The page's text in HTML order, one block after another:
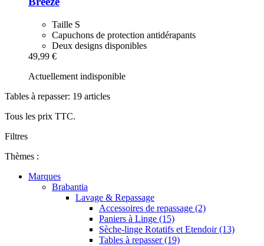
Taille S
Capuchons de protection antidérapants
Deux designs disponibles
49,99 €
Actuellement indisponible
Tables à repasser: 19 articles
Tous les prix TTC.
Filtres
Thèmes :
Marques
Brabantia
Lavage & Repassage
Accessoires de repassage (2)
Paniers à Linge (15)
Sèche-linge Rotatifs et Etendoir (13)
Tables à repasser (19)